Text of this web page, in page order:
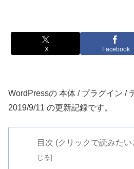
X Facebook
WordPressの 本体 / プラグイン /
2019/9/11 の更新記録です。
目次 (クリックで読みた